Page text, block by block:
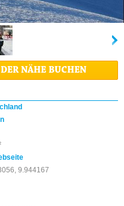
NÄHE BUCHEN
9.944167